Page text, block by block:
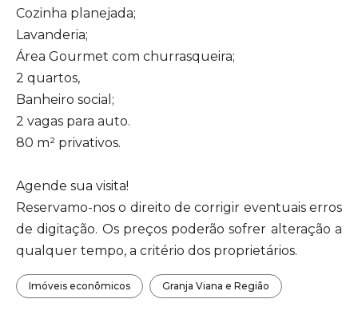
Cozinha planejada;
Lavanderia;
Área Gourmet com churrasqueira;
2 quartos,
Banheiro social;
2 vagas para auto.
80 m² privativos.
Agende sua visita!
Reservamo-nos o direito de corrigir eventuais erros
de digitação. Os preços poderão sofrer alteração a
qualquer tempo, a critério dos proprietários.
Imóveis econômicos Granja Viana e Região